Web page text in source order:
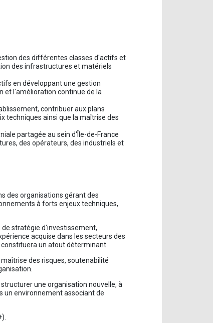
des différentes classes d'actifs et
des infrastructures et matériels
en développant une gestion
et l'amélioration continue de la
contribuer aux plans
techniques ainsi que la maîtrise des
partagée au sein d'Île-de-France
des opérateurs, des industriels et
des organisations gérant des
à forts enjeux techniques,
stratégie d'investissement,
acquise dans les secteurs des
un atout déterminant.
des risques, soutenabilité
une organisation nouvelle, à
un environnement associant de